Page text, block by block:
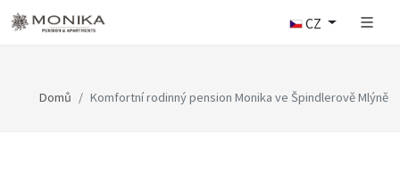
CZ
Domů Komfortní rodinný pension Monika ve Špindlerově Mlýně